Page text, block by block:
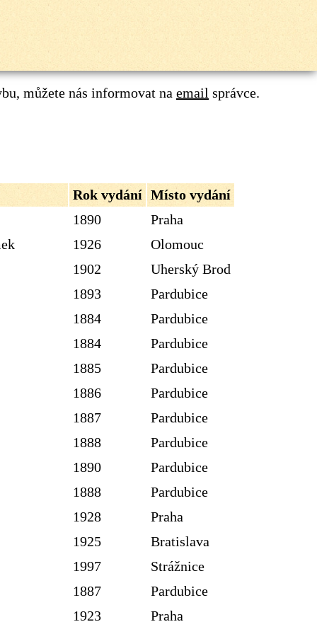
můžete nás informovat na email správce.
Rok vydání Místo vydání
1890
Praha
1926
Olomouc
1902
Uherský Brod
1893
Pardubice
1884
Pardubice
1884
Pardubice
1885
Pardubice
1886
Pardubice
1887
Pardubice
1888
Pardubice
1890
Pardubice
1888
Pardubice
1928
Praha
1925
Bratislava
1997
Strážnice
1887
Pardubice
1923
Praha